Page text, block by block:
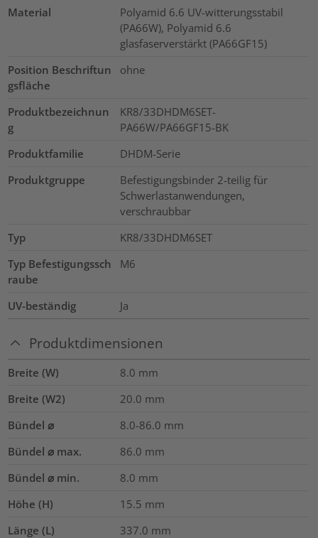
Material
Polyamid 6.6 UV-witterungsstabil
(PA66W), Polyamid 6.6
glasfaserverstärkt (PA66GF15)
Position Beschriftun
gsfläche
ohne
Produktbezeichnun
g
KR8/33DHDM6SET-
PA66W/PA66GF15-BK
Produktfamilie
DHDM-Serie
Produktgruppe
Befestigungsbinder 2-teilig für
Schwerlastanwendungen,
verschraubbar
Typ
KR8/33DHDM6SET
Typ Befestigungssch
raube
M6
UV-beständig Ja
Produktdimensionen
Breite (W) 8.0 mm
Breite (W2)
20.0 mm
Bündel ⌀
8.0-86.0 mm
Bündel ⌀ max.
86.0 mm
Bündel ⌀ min.
8.0 mm
Höhe (H)
15.5 mm
Länge (L)
337.0 mm